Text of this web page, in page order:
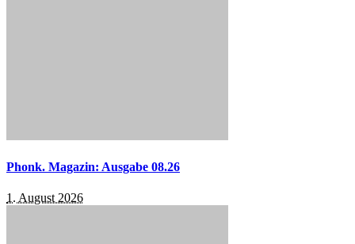
Phonk. Magazin: Ausgabe 08.26
1. August 2026